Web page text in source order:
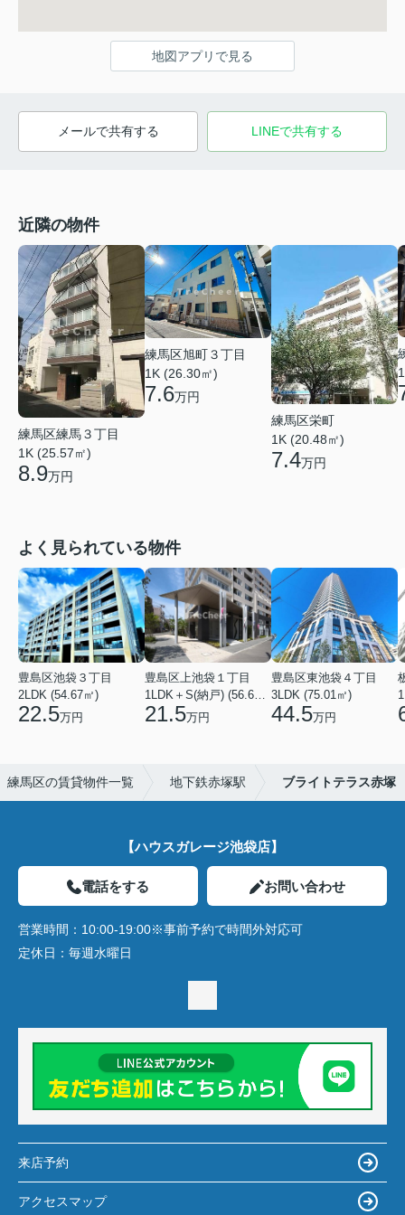
地図アプリで見る
メールで共有する LINEで共有する
近隣の物件
練馬区練馬３丁目
1K (25.57㎡)
8.9万円
練馬区旭町３丁目
1K (26.30㎡)
7.6万円
練馬区栄町
1K (20.48㎡)
7.4万円
よく見られている物件
豊島区池袋３丁目
2LDK (54.67㎡)
22.5万円
豊島区上池袋１丁目
1LDK＋S(納戸) (56.61㎡)
21.5万円
豊島区東池袋４丁目
3LDK (75.01㎡)
44.5万円
練馬区の賃貸物件一覧 地下鉄赤塚駅 ブライトテラス赤塚
【ハウスガレージ池袋店】
電話をする お問い合わせ
営業時間： 10:00-19:00※事前予約で時間外対応可
定休日： 毎週水曜日
来店予約
アクセスマップ